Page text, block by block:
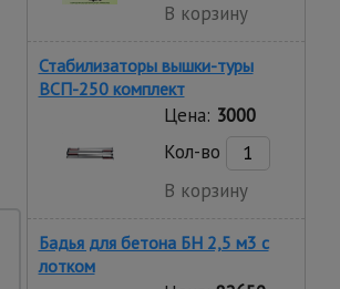
В корзину
Стабилизаторы вышки-туры
ВСП-250 комплект
Цена: 3000
Кол-во
В корзину
Бадья для бетона БН 2,5 м3 с
лотком